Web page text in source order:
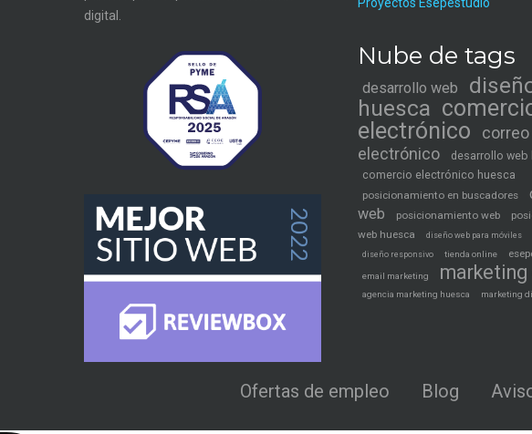
digital.
Nube de tags
desarrollo web
huesca
electrónico
correo
electrónico
desarrollo web
comercio electrónico huesca
posicionamiento en buscadores
web
posicionamiento web
web huesca
diseño web para móviles
diseño responsivo tienda online
email marketing
agencia marketing huesca marketing
Ofertas de empleo Blog